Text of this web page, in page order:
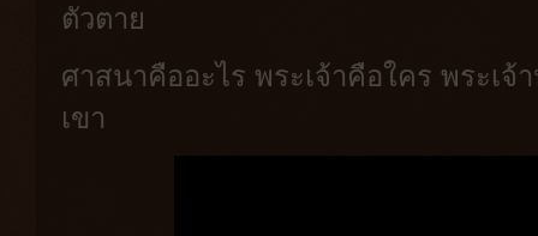
ตัวตาย
ศาสนาคืออะไร พระเจ้าคือใคร พระเ
เขา